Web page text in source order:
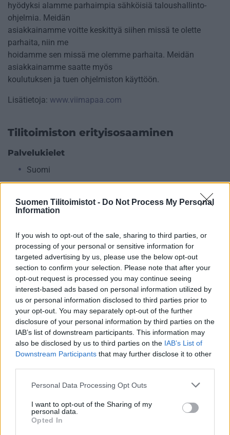
Suomen Tilitoimistot - Do Not Process My Personal
Information
If you wish to opt-out of the sale, sharing to third parties, or
processing of your personal or sensitive information for
targeted advertising by us, please use the below opt-out
section to confirm your selection. Please note that after your
opt-out request is processed you may continue seeing
interest-based ads based on personal information utilized by
us or personal information disclosed to third parties prior to
your opt-out. You may separately opt-out of the further
disclosure of your personal information by third parties on the
IAB’s list of downstream participants. This information may
also be disclosed by us to third parties on the IAB’s List of
Downstream Participants that may further disclose it to other
Please note that this website/app uses one or more Google
not limited to your visit or usage behaviour. You may click to
grant or deny consent to Google and its third-party tags to
use your data for below specified purposes in below Google
Personal Data Processing Opt Outs
I want to opt-out of the Sharing of my
personal data.
Opted In
hyödyksi alamme parhaimpia sähköisiä taloushallinto-
ohjelmia. Meidän
asiakkainamme voitte keskittyä siihen missä te olette
parhaita, niin me
hoidamme sen missä me olemme parhaita. Meidän
asiakkainamme saatte myös
koulutuksen ja tuen ohjelmiston käyttöön.
Lisätietoja: www.viimapaa.com
Tilitoimiston erityisosaaminen
Palvelukielet
Suomi
Yhtiökoko
Pienet
Mikrot
Yhtiömuodot
Yksityinen osakeyhtiö
Julkinen osakeyhtiö
Kommandiittiyhtiö
Avoin yhtiö
Toiminimi
Toimiala
Informaatio ja viestintä